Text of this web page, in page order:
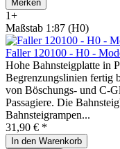
Merken
1+
Maßstab 1:87 (H0)
Faller 120100 - H0 -
Hohe Bahnsteigplatte in
Begrenzungslinien fertig
von Böschungs- und C-
Passagiere. Die
Bahnsteigrampen...
31,90 € *
In den Warenkorb